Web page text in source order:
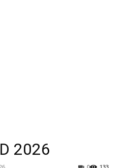
2026